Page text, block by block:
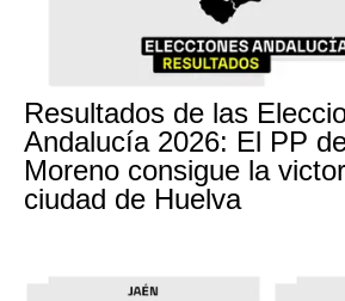
Resultados de las
Andalucía 2026: El PP
Moreno consigue la
ciudad de Huelva